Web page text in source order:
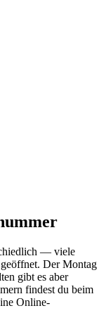
— viele
Der Montag
gibt es aber
findest du beim
Online-